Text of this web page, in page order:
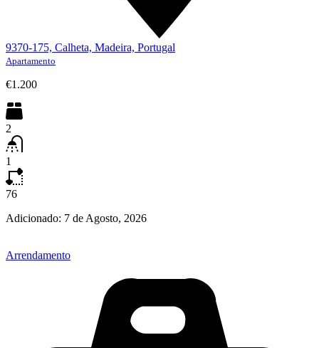
9370-175, Calheta, Madeira, Portugal
Apartamento
€1.200
2
1
76
Adicionado: 7 de Agosto, 2026
Arrendamento